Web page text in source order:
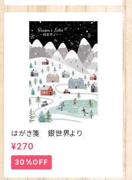
はがき箋 銀世界より
¥270
30%OFF